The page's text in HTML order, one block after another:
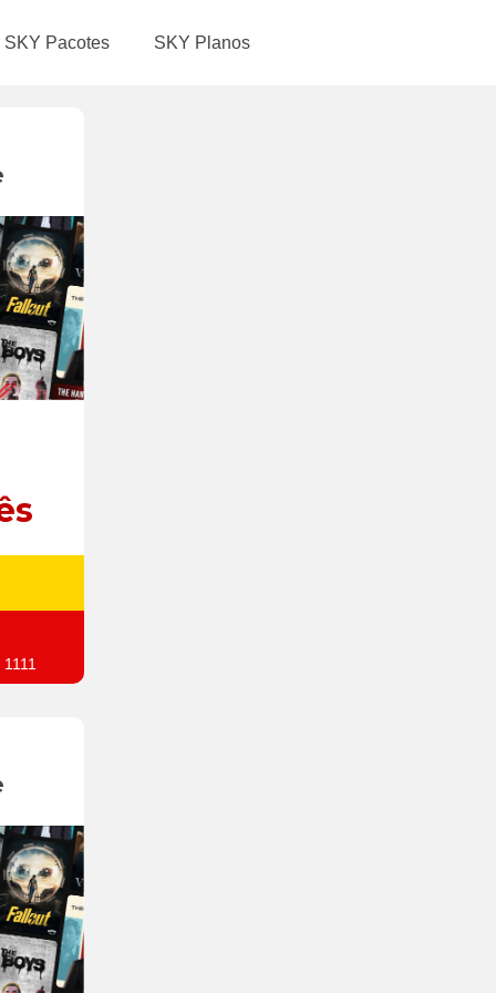
SKY Pacotes SKY Planos